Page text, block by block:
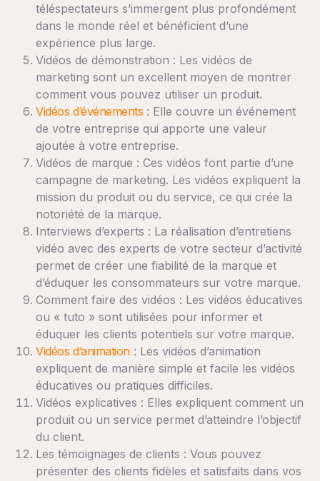
téléspectateurs s’immergent plus profondément
dans le monde réel et bénéficient d’une
expérience plus large.
Vidéos de démonstration : Les vidéos de
marketing sont un excellent moyen de montrer
comment vous pouvez utiliser un produit.
Vidéos d’événements : Elle couvre un événement
de votre entreprise qui apporte une valeur
ajoutée à votre entreprise.
Vidéos de marque : Ces vidéos font partie d’une
campagne de marketing. Les vidéos expliquent la
mission du produit ou du service, ce qui crée la
notoriété de la marque.
Interviews d’experts : La réalisation d’entretiens
vidéo avec des experts de votre secteur d’activité
permet de créer une fiabilité de la marque et
d’éduquer les consommateurs sur votre marque.
Comment faire des vidéos : Les vidéos éducatives
ou « tuto » sont utilisées pour informer et
éduquer les clients potentiels sur votre marque.
Vidéos d’animation: Les vidéos d’animation
expliquent de manière simple et facile les vidéos
éducatives ou pratiques difficiles.
Vidéos explicatives : Elles expliquent comment un
produit ou un service permet d’atteindre l’objectif
du client.
Les témoignages de clients : Vous pouvez
présenter des clients fidèles et satisfaits dans vos